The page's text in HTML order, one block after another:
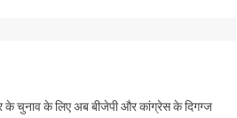
के चुनाव के लिए अब बीजेपी और कांग्रेस के दिगग्ज